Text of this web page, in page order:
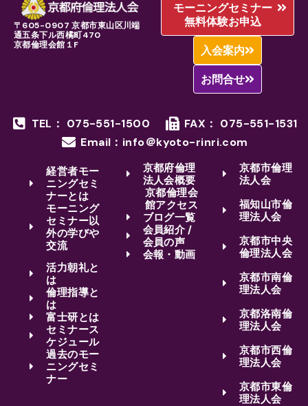
〒605-0907 京都市東山区川端
通五条下ル西橘町470
京都倫理会館１F
モーニングセミナー
無料体験お申込
入会案内
お問合せ
TEL： 075-551-1500
FAX： 075-551-1531
Email：info＠kyoto-rinri.com
経営者モー
ニングセミ
ナーとは
モーニング
セミナー以
外の学びや
交流
活力朝礼と
は
倫理指導と
は
富士研とは
セミナース
ケジュール
過去のモー
ニングセミ
ナー
京都府倫理
法人会概要
京都倫理会
館アクセス
ブログ一覧
会員紹介 /
会員の声
会報・動画
京都市倫理
法人会
福知山市倫
理法人会
京都市中央
倫理法人会
京都市南倫
理法人会
京都洛南倫
理法人会
京都市西倫
理法人会
京都市東倫
理法人会